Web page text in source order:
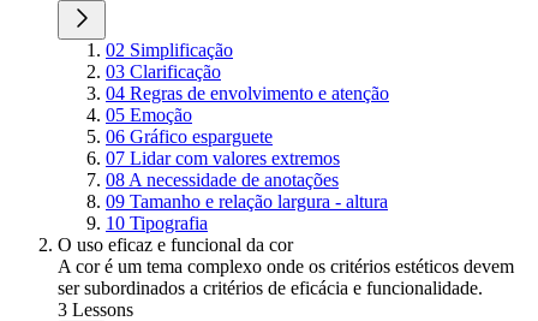
02 Simplificação
03 Clarificação
04 Regras de envolvimento e atenção
05 Emoção
06 Gráfico esparguete
07 Lidar com valores extremos
08 A necessidade de anotações
09 Tamanho e relação largura - altura
10 Tipografia
O uso eficaz e funcional da cor
A cor é um tema complexo onde os critérios estéticos devem
ser subordinados a critérios de eficácia e funcionalidade.
3 Lessons